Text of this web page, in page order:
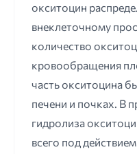
окситоцин
внеклеточному
количество
кровообращения
часть окситоцина
печени и почках. В
гидролиза
всего под